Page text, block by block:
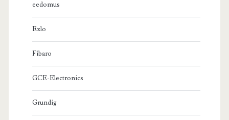
eedomus
Ezlo
Fibaro
GCE-Electronics
Grundig